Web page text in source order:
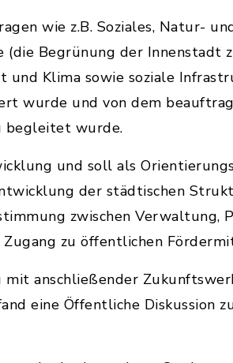
wie z.B. Soziales, Natur-
Begrünung der Innenstadt
Klima sowie soziale
wurde und von dem
begleitet wurde.
und soll als
der städtischen
zwischen
zu öffentlichen
mit anschließender
eine Öffentliche Diskussion